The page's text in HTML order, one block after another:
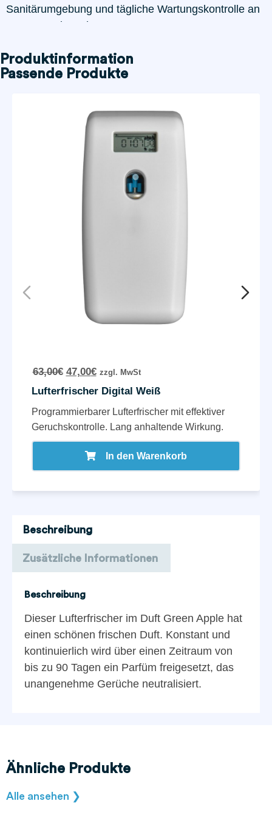
Sanitärumgebung und tägliche Wartungskontrolle an
365 Tagen im Jahr.
Produktinformation
Passende Produkte
Beschreibung
Zusätzliche Informationen
Beschreibung
Dieser Lufterfrischer im Duft Green Apple hat
einen schönen frischen Duft. Konstant und
kontinuierlich wird über einen Zeitraum von
bis zu 90 Tagen ein Parfüm freigesetzt, das
unangenehme Gerüche neutralisiert.
63,00€ 47,00€ zzgl. MwSt
Lufterfrischer Digital Weiß
Programmierbarer Lufterfrischer mit effektiver
Geruchskontrolle. Lang anhaltende Wirkung.
In den Warenkorb
Ähnliche Produkte
Alle ansehen ❯